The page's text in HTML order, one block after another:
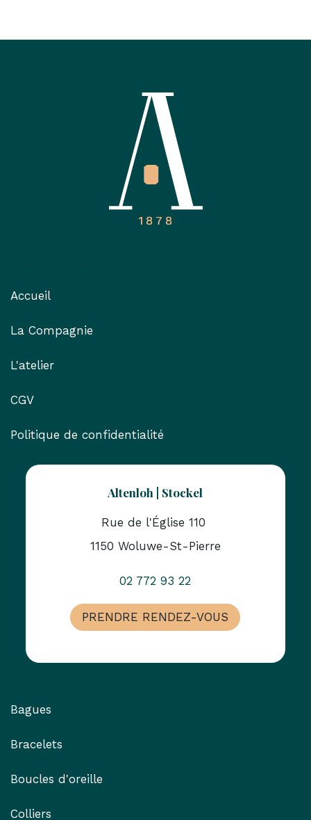
Accueil
La Compagnie
L'atelier
CGV
Politique de confidentialité
Altenloh | Stockel
Rue de l'Église 110
1150 Woluwe-St-Pierre
02 772 93 22
PRENDRE RENDEZ-VOUS
Bagues
Bracelets
Boucles d'oreille
Colliers